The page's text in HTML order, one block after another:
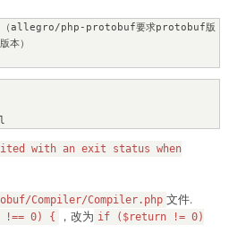
本）
with an exit status when
Compiler/Compiler.php 文件.
!== 0) { ，改为 if ($return != 0)